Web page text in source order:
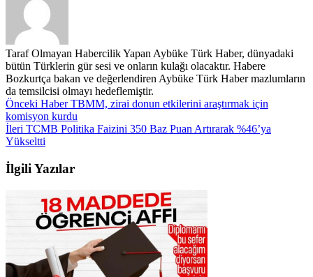
Taraf Olmayan Habercilik Yapan Aybüke Türk Haber, dünyadaki
bütün Türklerin gür sesi ve onların kulağı olacaktır. Habere
Bozkurtça bakan ve değerlendiren Aybüke Türk Haber mazlumların
da temsilcisi olmayı hedeflemiştir.
Önceki HaberTBMM, zirai donun etkilerini araştırmak için
komisyon kurdu
İleri TCMB Politika Faizini 350 Baz Puan Artırarak %46’ya
Yükseltti
İlgili Yazılar